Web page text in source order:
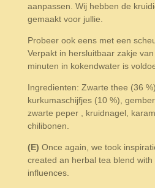
aanpassen. Wij hebben de
gemaakt voor jullie.
Probeer ook eens met een
Verpakt in hersluitbaar zakje
minuten in kokendwater is
Ingredienten: Zwarte thee (36
kurkumaschijfjes (10 %),
zwarte peper , kruidnagel,
chilibonen.
(E) Once again, we took
created an herbal tea blend
influences.